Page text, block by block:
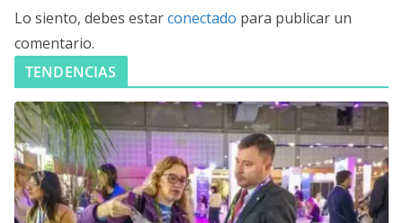
Lo siento, debes estarconectado para publicar un
comentario.
TENDENCIAS